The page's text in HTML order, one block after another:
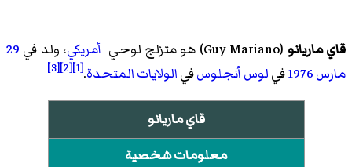
قاي ماريانو (
Guy Mariano)‏ هومتزلج لوحي أمريكي، ولد في 29
مارس1976فيلوس أنجلوسفيالولايات المتحدة.
[1]
[2]
[3]
قاي ماريانو
معلومات شخصية